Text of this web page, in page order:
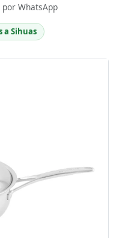
WhatsApp
a Sihuas